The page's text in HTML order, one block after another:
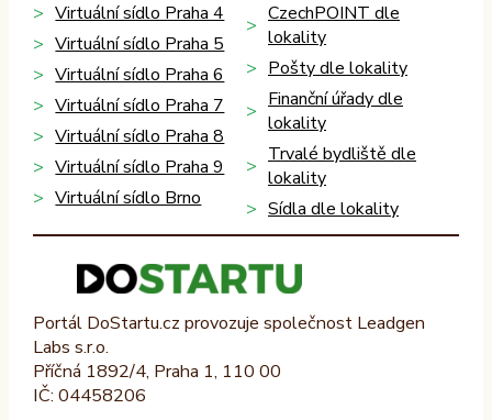
Virtuální sídlo Praha 4
Virtuální sídlo Praha 5
Virtuální sídlo Praha 6
Virtuální sídlo Praha 7
Virtuální sídlo Praha 8
Virtuální sídlo Praha 9
Virtuální sídlo Brno
CzechPOINT dle
lokality
Pošty dle lokality
Finanční úřady dle
lokality
Trvalé bydliště dle
lokality
Sídla dle lokality
Portál DoStartu.cz provozuje společnost Leadgen
Labs s.r.o.
Příčná 1892/4, Praha 1, 110 00
IČ: 04458206